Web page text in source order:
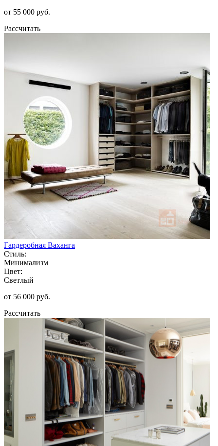
от 55 000 руб.
Рассчитать
Гардеробная Ваханга
Стиль:
Минимализм
Цвет:
Светлый
от 56 000 руб.
Рассчитать